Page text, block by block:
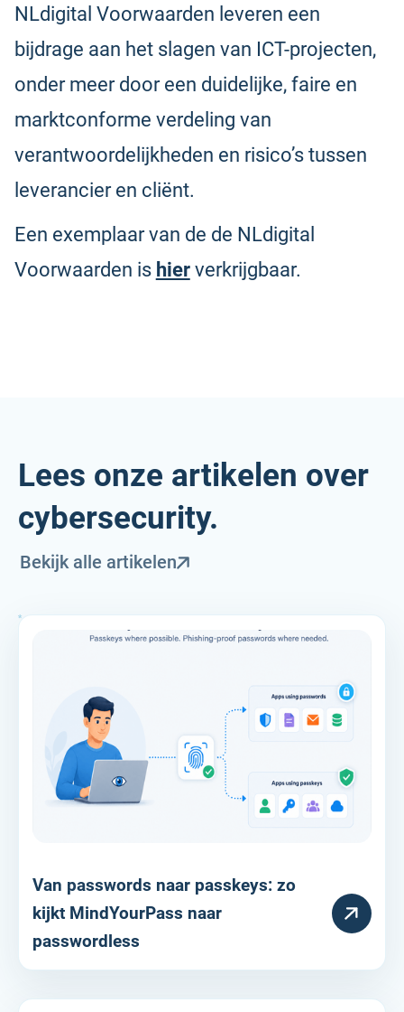
NLdigital Voorwaarden leveren een
bijdrage aan het slagen van ICT-projecten,
onder meer door een duidelijke, faire en
marktconforme verdeling van
verantwoordelijkheden en risico’s tussen
leverancier en cliënt.
Een exemplaar van de de NLdigital
Voorwaarden is hierverkrijgbaar.
Lees onze artikelen over
cybersecurity.
Bekijk alle artikelen
RESOURCE
Van passwords naar passkeys: zo
kijkt MindYourPass naar
passwordless